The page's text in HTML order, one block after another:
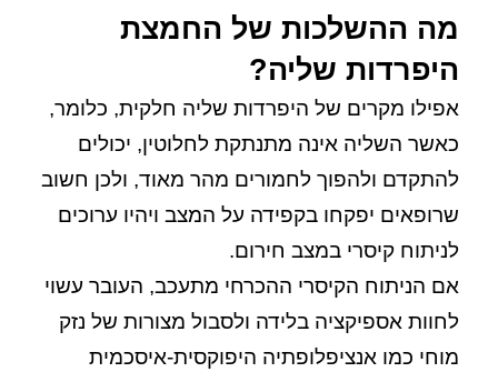
מה ההשלכות של החמצת
היפרדות שליה?
אפילו מקרים של היפרדות שליה חלקית, כלומר,
כאשר השליה אינה מתנתקת לחלוטין, יכולים
להתקדם ולהפוך לחמורים מהר מאוד, ולכן חשוב
שרופאים יפקחו בקפידה על המצב ויהיו ערוכים
לניתוח קיסרי במצב חירום.
אם הניתוח הקיסרי ההכרחי מתעכב, העובר עשוי
לחוות אספיקציה בלידה ולסבול מצורות של נזק
מוחי כמו אנציפלופתיה היפוקסית-איסכמית